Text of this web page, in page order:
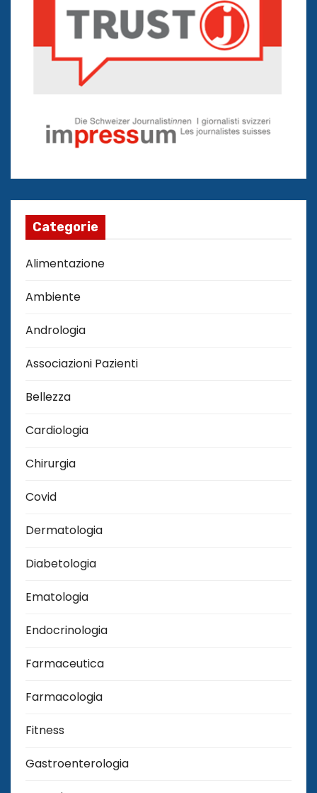
Categorie
Alimentazione
Ambiente
Andrologia
Associazioni Pazienti
Bellezza
Cardiologia
Chirurgia
Covid
Dermatologia
Diabetologia
Ematologia
Endocrinologia
Farmaceutica
Farmacologia
Fitness
Gastroenterologia